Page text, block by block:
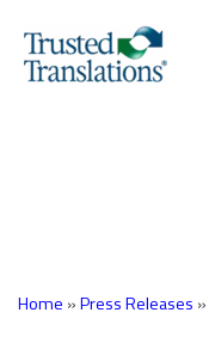
Home »Press Releases »